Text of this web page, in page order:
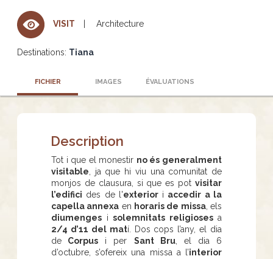
VISIT Architecture
Destinations: Tiana
FICHIER IMAGES ÉVALUATIONS
Description
Tot i que el monestir no és generalment
visitable , ja que hi viu una comunitat de
monjos de clausura, si que es pot visitar
l’edifici des de l'exteriori accedir a la
capella annexa en horaris de missa, els
diumenges i solemnitats religiosesa
2/4 d’11 del matí. Dos cops l’any, el dia
de Corpus i per Sant Bru, el dia 6
d’octubre, s’ofereix una missa a l’interior